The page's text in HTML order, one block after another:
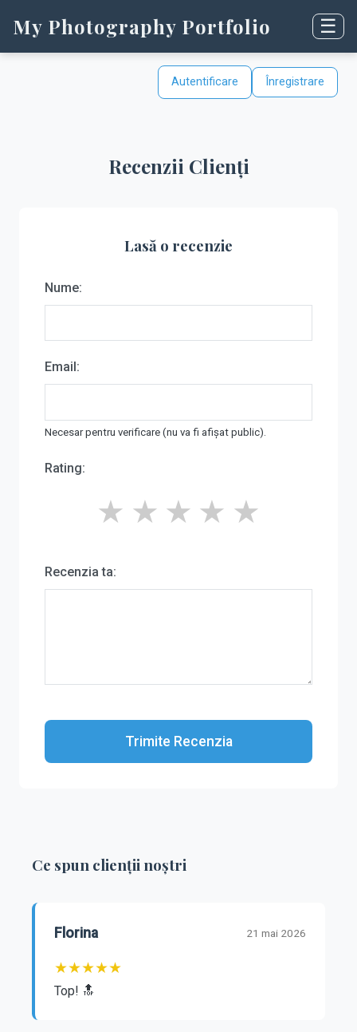
My Photography Portfolio ☰
Autentificare Înregistrare
Recenzii Clienți
Lasă o recenzie
Nume:
Email:
Necesar pentru verificare (nu va fi afișat public).
Rating:
★
★
★
★
★
Recenzia ta:
Trimite Recenzia
Ce spun clienții noștri
Florina 21 mai 2026
★★★★★
Top! 🔝